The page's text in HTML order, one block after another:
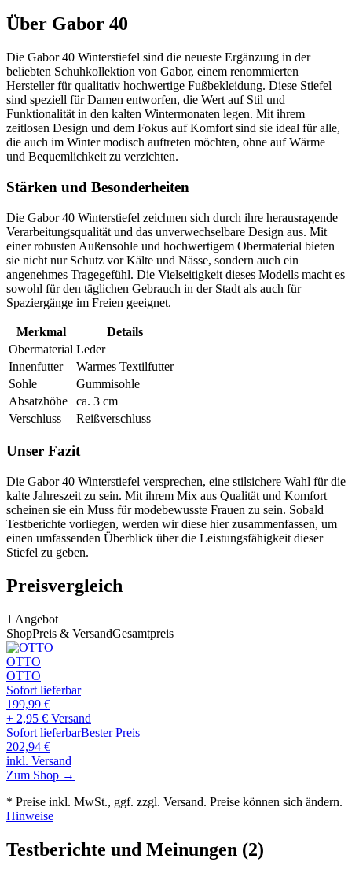
Über Gabor 40
Die Gabor 40 Winterstiefel sind die neueste Ergänzung in der
beliebten Schuhkollektion von Gabor, einem renommierten
Hersteller für qualitativ hochwertige Fußbekleidung. Diese Stiefel
sind speziell für Damen entworfen, die Wert auf Stil und
Funktionalität in den kalten Wintermonaten legen. Mit ihrem
zeitlosen Design und dem Fokus auf Komfort sind sie ideal für alle,
die auch im Winter modisch auftreten möchten, ohne auf Wärme
und Bequemlichkeit zu verzichten.
Stärken und Besonderheiten
Die Gabor 40 Winterstiefel zeichnen sich durch ihre herausragende
Verarbeitungsqualität und das unverwechselbare Design aus. Mit
einer robusten Außensohle und hochwertigem Obermaterial bieten
sie nicht nur Schutz vor Kälte und Nässe, sondern auch ein
angenehmes Tragegefühl. Die Vielseitigkeit dieses Modells macht es
sowohl für den täglichen Gebrauch in der Stadt als auch für
Spaziergänge im Freien geeignet.
Merkmal
Details
Obermaterial Leder
Innenfutter
Warmes Textilfutter
Sohle
Gummisohle
Absatzhöhe
ca. 3 cm
Verschluss
Reißverschluss
Unser Fazit
Die Gabor 40 Winterstiefel versprechen, eine stilsichere Wahl für die
kalte Jahreszeit zu sein. Mit ihrem Mix aus Qualität und Komfort
scheinen sie ein Muss für modebewusste Frauen zu sein. Sobald
Testberichte vorliegen, werden wir diese hier zusammenfassen, um
einen umfassenden Überblick über die Leistungsfähigkeit dieser
Stiefel zu geben.
Preisvergleich
1 Angebot
ShopPreis & VersandGesamtpreis
OTTO
OTTO
Sofort lieferbar
199,99 €
+ 2,95 € Versand
Sofort lieferbarBester Preis
202,94 €
inkl. Versand
Zum Shop →
* Preise inkl. MwSt., ggf. zzgl. Versand. Preise können sich ändern.
Hinweise
Testberichte und Meinungen (2)